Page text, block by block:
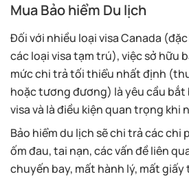
Mua Bảo hiểm Du lịch
Đối với nhiều loại visa Canada
các loại visa tạm trú), việc sở hữu
mức chi trả tối thiểu nhất định
hoặc tương đương) là yêu cầu bắt
visa và là điều kiện quan trọng khi
Bảo hiểm du lịch sẽ chi trả các chi
ốm đau, tai nạn, các vấn đề liên
chuyến bay, mất hành lý, mất